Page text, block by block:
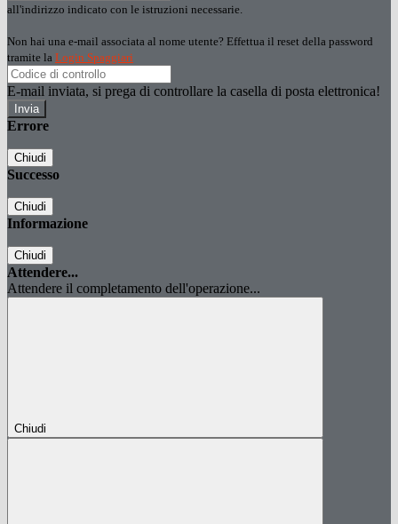
all'indirizzo indicato con le istruzioni necessarie.
Non hai una e-mail associata al nome utente? Effettua il reset della password
tramite la Login Spaggiari
E-mail inviata, si prega di controllare la casella di posta elettronica!
Errore
Chiudi
Successo
Chiudi
Informazione
Chiudi
Attendere...
Attendere il completamento dell'operazione...
Chiudi